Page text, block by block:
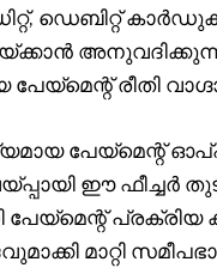
ഡെബിറ്റ്
രീതി
പേയ്‌മെന്റ്
ഈ ഫീച്ചർ
പേയ്‌മെന്റ്
മാറ്റി